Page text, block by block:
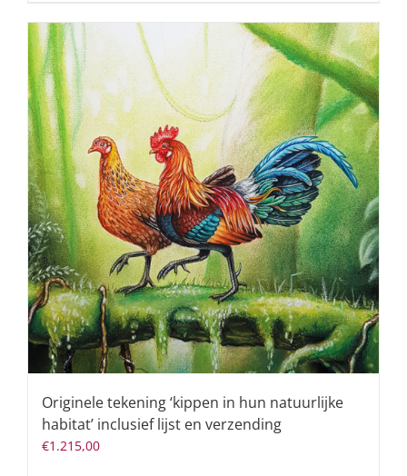
Originele tekening ‘kippen in hun natuurlijke
habitat’ inclusief lijst en verzending
€1.215,00